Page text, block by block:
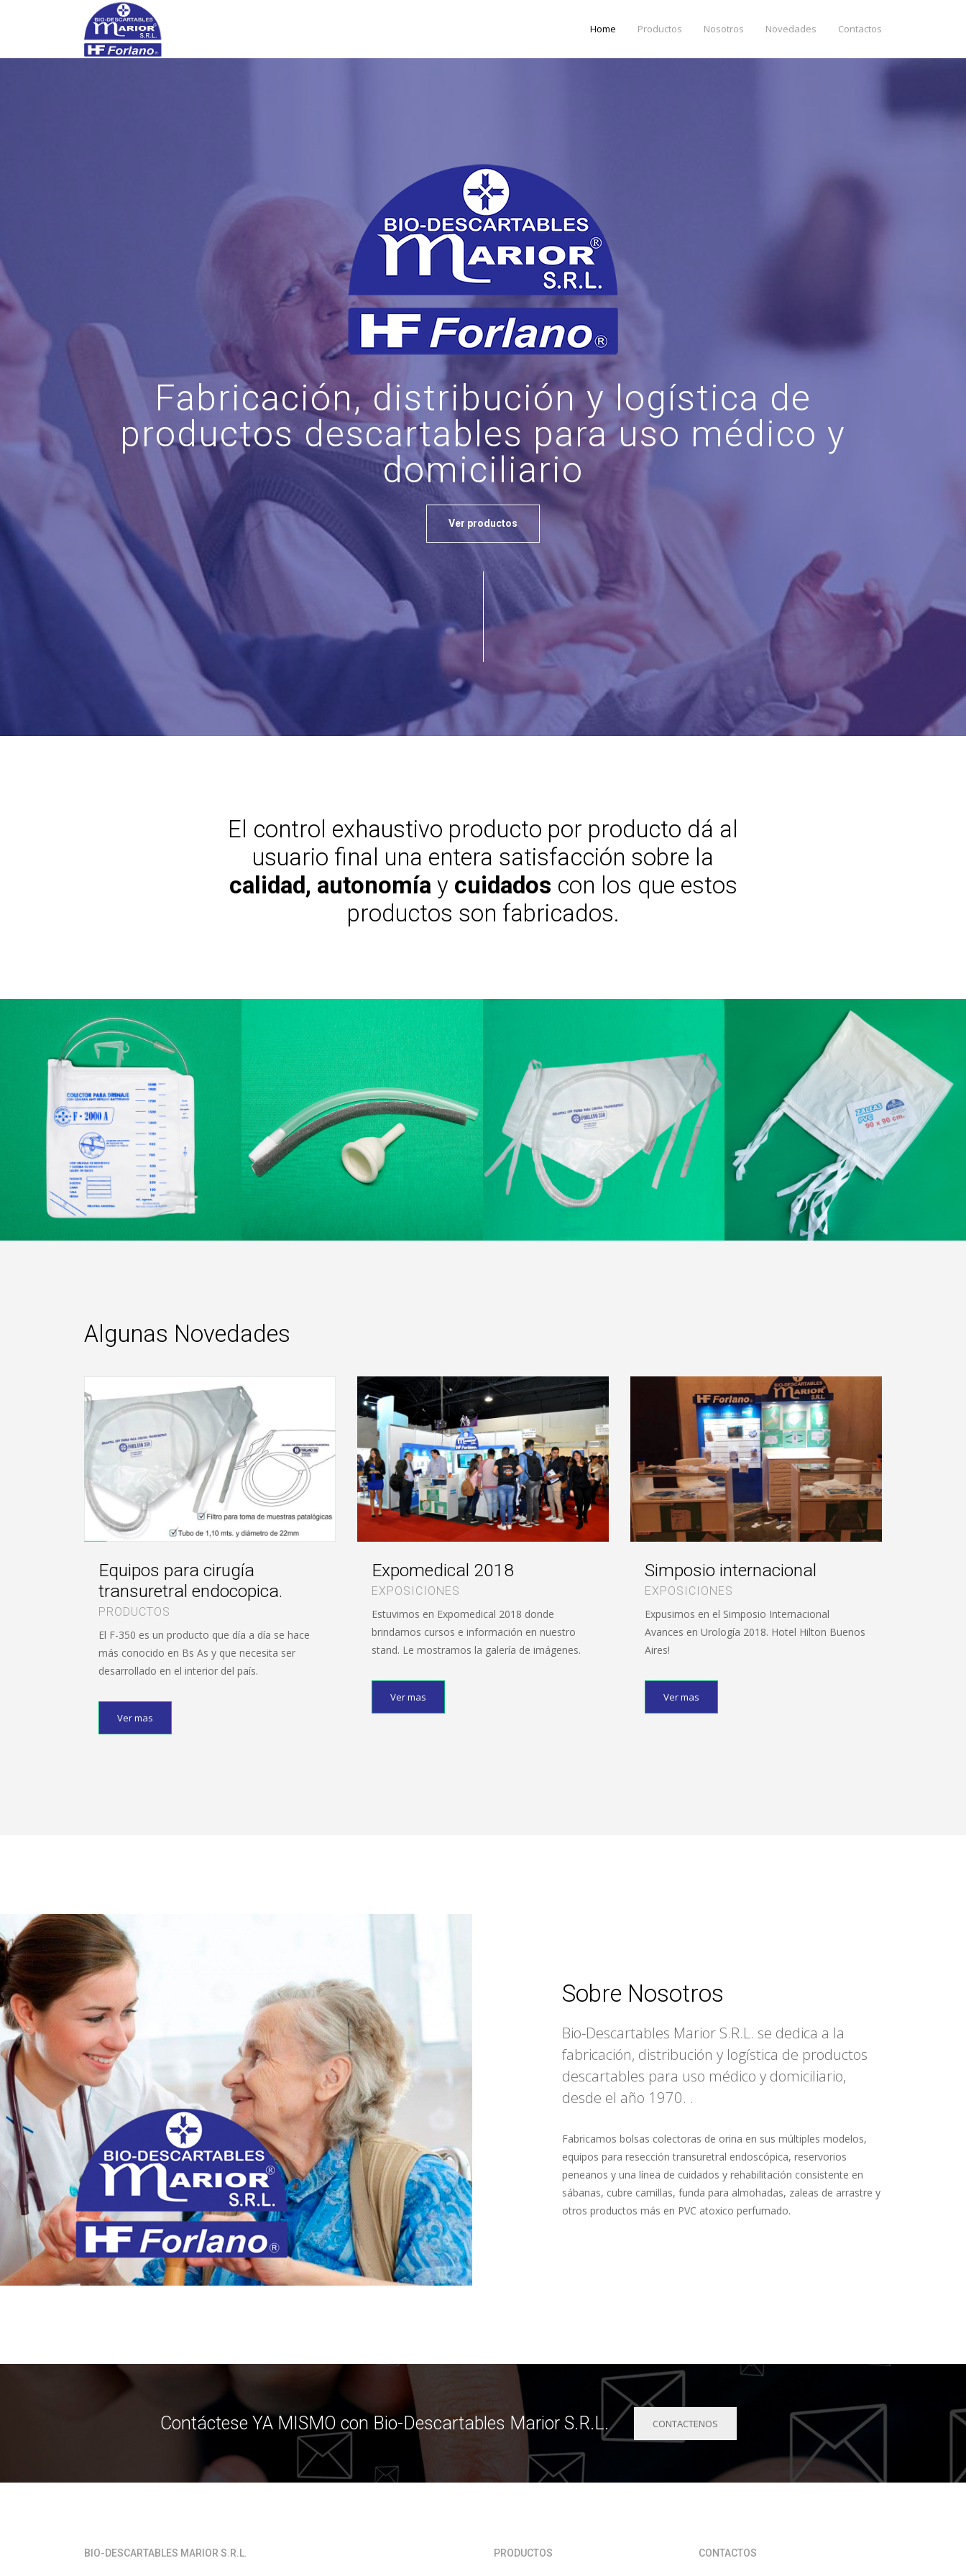
Home Productos Nosotros Novedades Contactos
Fabricación, distribución y logística de
productos descartables para uso médico y
domiciliario
Ver productos
El control exhaustivo producto por producto dá al
usuario final una entera satisfacción sobre la
calidad, autonomía y cuidados con los que estos
productos son fabricados.
BOLSAS COLECTORAS DE ORINA
Bio-Descartables Marior
RESERVORIOS PENEANOS
Bio-Descartables Marior
EQUIPOS PARA CIRUGÍAS
Bio-Descartables Marior
CUIDADOS Y REHABILITACIÓN
Bio-Descartables Marior
Algunas Novedades
Equipos para cirugía
transuretral endocopica.
PRODUCTOS
El F-350 es un producto que día a día se hace
más conocido en Bs As y que necesita ser
desarrollado en el interior del país.
Ver mas
Expomedical 2018
EXPOSICIONES
Estuvimos en Expomedical 2018 donde
brindamos cursos e información en nuestro
stand. Le mostramos la galería de imágenes.
Ver mas
Simposio internacional
EXPOSICIONES
Expusimos en el Simposio Internacional
Avances en Urología 2018. Hotel Hilton Buenos
Aires!
Ver mas
Sobre Nosotros
Bio-Descartables Marior S.R.L. se dedica a la
fabricación, distribución y logística de productos
descartables para uso médico y domiciliario,
desde el año 1970. .
Fabricamos bolsas colectoras de orina en sus múltiples modelos,
equipos para resección transuretral endoscópica, reservorios
peneanos y una línea de cuidados y rehabilitación consistente en
sábanas, cubre camillas, funda para almohadas, zaleas de arrastre y
otros productos más en PVC atoxico perfumado.
Contáctese YA MISMO con Bio-Descartables Marior S.R.L. CONTACTENOS
BIO-DESCARTABLES MARIOR S.R.L. PRODUCTOS CONTACTOS